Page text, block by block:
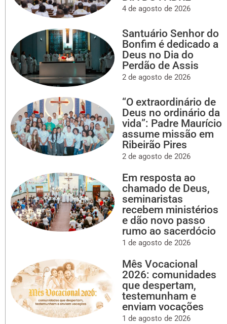
4 de agosto de 2026
Santuário Senhor do
Bonfim é dedicado a
Deus no Dia do
Perdão de Assis
2 de agosto de 2026
“O extraordinário de
Deus no ordinário da
vida”: Padre Maurício
assume missão em
Ribeirão Pires
2 de agosto de 2026
Em resposta ao
chamado de Deus,
seminaristas
recebem ministérios
e dão novo passo
rumo ao sacerdócio
1 de agosto de 2026
Mês Vocacional
2026: comunidades
que despertam,
testemunham e
enviam vocações
1 de agosto de 2026